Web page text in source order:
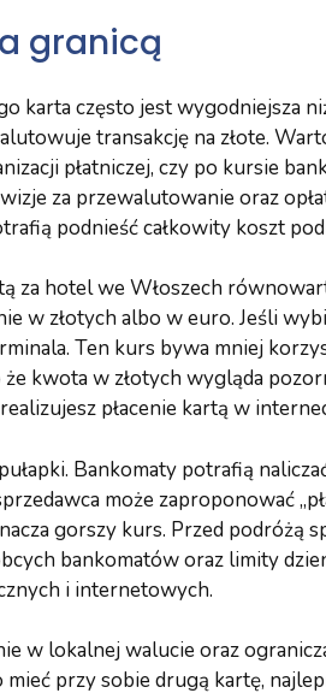
granicą
karta często jest wygodniejsza
transakcję na złote.
płatniczej, czy po kursie
za przewalutowanie oraz
podnieść całkowity koszt
za hotel we Włoszech
w złotych albo w euro. Jeśli
Ten kurs bywa mniej
że kwota w złotych wygląda
płacenie kartą w
Bankomaty potrafią
może zaproponować
gorszy kurs. Przed podróżą
bankomatów oraz limity
i internetowych.
w lokalnej walucie oraz
przy sobie drugą kartę,